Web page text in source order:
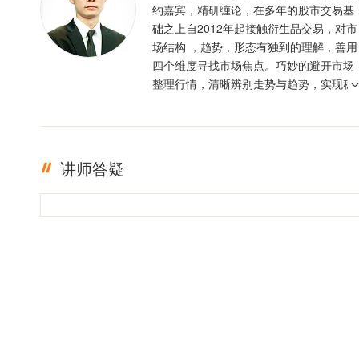
约嘉宾，精研缠论，在多年的股市交易基
础之上自2012年起接触衍生品交易，对市
场结构 ，趋势，形态有独到的理解，善用
四个维度寻找市场焦点。巧妙的避开市场
整理行情，清晰辨别走势与趋势，实现稳
讲师答疑